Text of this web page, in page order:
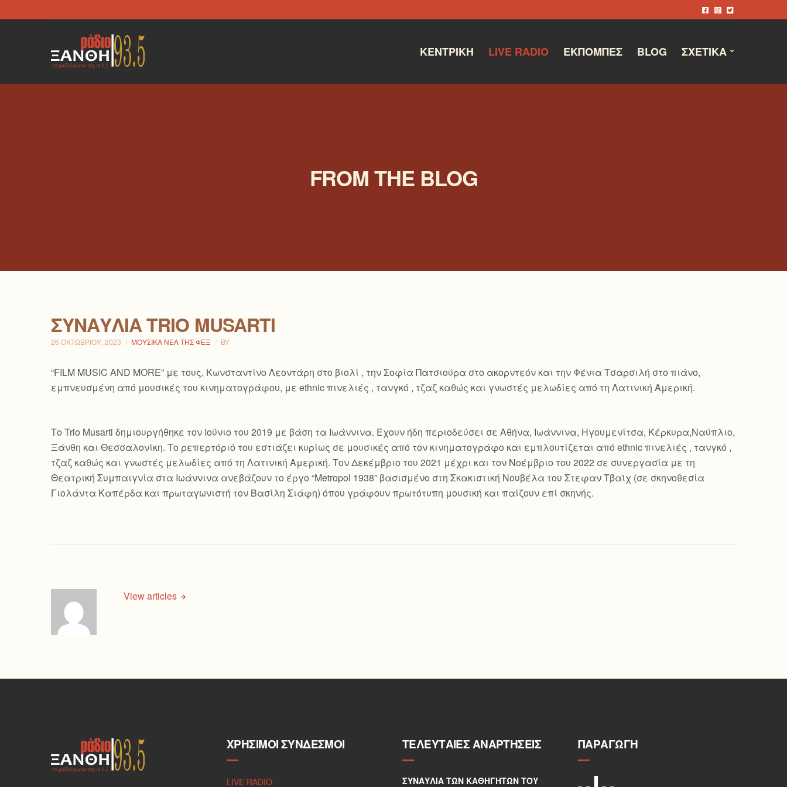
ΚΕΝΤΡΙΚΉ LIVE RADIO ΕΚΠΟΜΠΈΣ BLOG ΣΧΕΤΙΚΆ
FROM THE BLOG
ΣΥΝΑΥΛΊΑ TRIO MUSARTI
26 ΟΚΤΩΒΡΊΟΥ, 2023 ΜΟΥΣΙΚΆ ΝΈΑ ΤΗΣ ΦΕΞ BY
“FILM MUSIC AND MORE” με τους, Κωνσταντίνο Λεοντάρη στο βιολί , την Σοφία Πατσιούρα στο ακορντεόν και την Φένια Τσαρσιλή στο πιάνο,
εμπνευσμένη από μουσικές του κινηματογράφου, με ethnic πινελιές , τανγκό , τζαζ καθώς και γνωστές μελωδίες από τη Λατινική Αμερική.
Το Trio Musarti δημιουργήθηκε τον Ιούνιο του 2019 με βάση τα Ιωάννινα. Έχουν ήδη περιοδεύσει σε Αθήνα, Ιωάννινα, Ηγουμενίτσα, Κέρκυρα,Ναύπλιο,
Ξάνθη και Θεσσαλονίκη. Το ρεπερτόριό του εστιάζει κυρίως σε μουσικές από τον κινηματογράφο και εμπλουτίζεται από ethnic πινελιές , τανγκό ,
τζαζ καθώς και γνωστές μελωδίες από τη Λατινική Αμερική. Τον Δεκέμβριο του 2021 μέχρι και τον Νοέμβριο του 2022 σε συνεργασία με τη
Θεατρική Συμπαιγνία στα Ιωάννινα ανεβάζουν το έργο “Metropol 1938” βασισμένο στη Σκακιστική Νουβέλα του Στεφαν Τβαϊχ (σε σκηνοθεσία
Γιολάντα Καπέρδα και πρωταγωνιστή τον Βασίλη Σιάφη) όπου γράφουν πρωτότυπη μουσική και παίζουν επί σκηνής.
View articles
ΧΡΉΣΙΜΟΙ ΣΎΝΔΕΣΜΟΙ
LIVE RADIO
ΤΕΛΕΥΤΑΊΕΣ ΑΝΑΡΤΉΣΕΙΣ
ΣΥΝΑΥΛΊΑ ΤΩΝ ΚΑΘΗΓΗΤΏΝ ΤΟΥ
ΠΑΡΑΓΩΓΉ